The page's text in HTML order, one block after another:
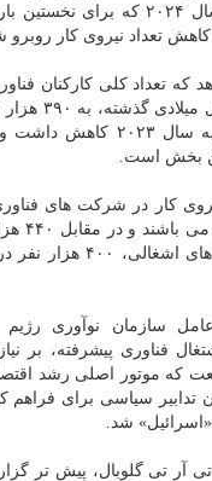
۵۰۰۰ کارمند در سال ۲۰۲۴ که
تعداد نیروی کار روبرو
که تعداد کلی کارکنان
۱.۲ درصد نسبت به سال
کار در شرکت های
هم اکنون
خارج از سرزمین های
سازمان نوآوری رژیم
فناوری پیشرفته، بر
که موتور اصلی رشد
تدابیر سیاسی برای فراهم
شد.
آر تی گلوبال، پیش تر